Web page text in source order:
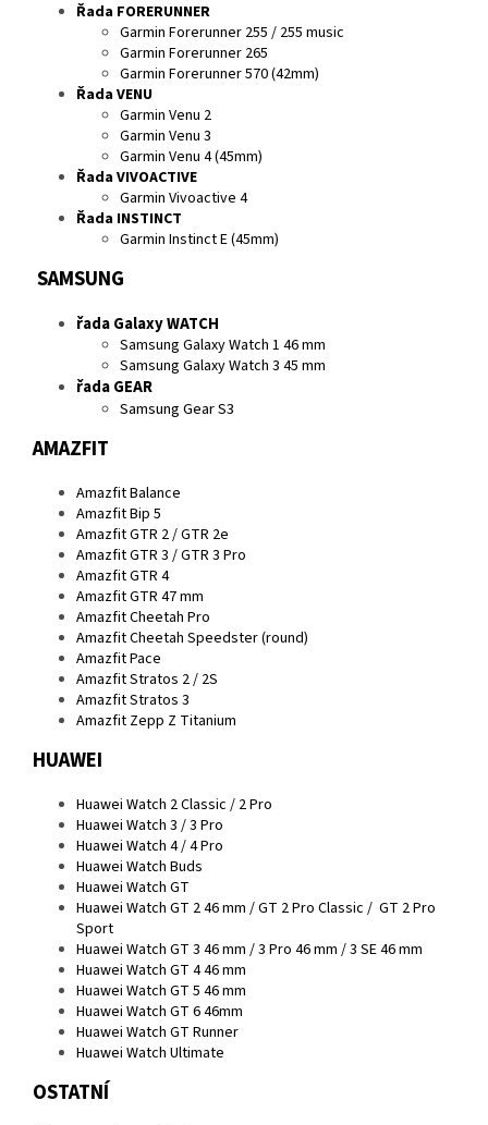
Řada FORERUNNER
Garmin Forerunner 255 / 255 music
Garmin Forerunner 265
Garmin Forerunner 570 (42mm)
Řada VENU
Garmin Venu 2
Garmin Venu 3
Garmin Venu 4 (45mm)
Řada VIVOACTIVE
Garmin Vivoactive 4
Řada INSTINCT
Garmin Instinct E (45mm)
SAMSUNG
řada Galaxy WATCH
Samsung Galaxy Watch 1 46 mm
Samsung Galaxy Watch 3 45 mm
řada GEAR
Samsung Gear S3
AMAZFIT
Amazfit Balance
Amazfit Bip 5
Amazfit GTR 2 / GTR 2e
Amazfit GTR 3 / GTR 3 Pro
Amazfit GTR 4
Amazfit GTR 47 mm
Amazfit Cheetah Pro
Amazfit Cheetah Speedster (round)
Amazfit Pace
Amazfit Stratos 2 / 2S
Amazfit Stratos 3
Amazfit Zepp Z Titanium
HUAWEI
Huawei Watch 2 Classic / 2 Pro
Huawei Watch 3 / 3 Pro
Huawei Watch 4 / 4 Pro
Huawei Watch Buds
Huawei Watch GT
Huawei Watch GT 2 46 mm / GT 2 Pro Classic / GT 2 Pro
Sport
Huawei Watch GT 3 46 mm / 3 Pro 46 mm / 3 SE 46 mm
Huawei Watch GT 4 46 mm
Huawei Watch GT 5 46 mm
Huawei Watch GT 6 46mm
Huawei Watch GT Runner
Huawei Watch Ultimate
OSTATNÍ